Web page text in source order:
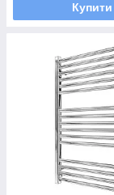
Купити